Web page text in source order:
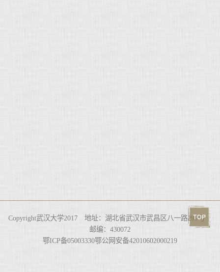
Copyright武汉大学2017 地址：湖北省武汉市武昌区八一路299号
邮编：430072
鄂ICP备05003330鄂公网安备42010602000219